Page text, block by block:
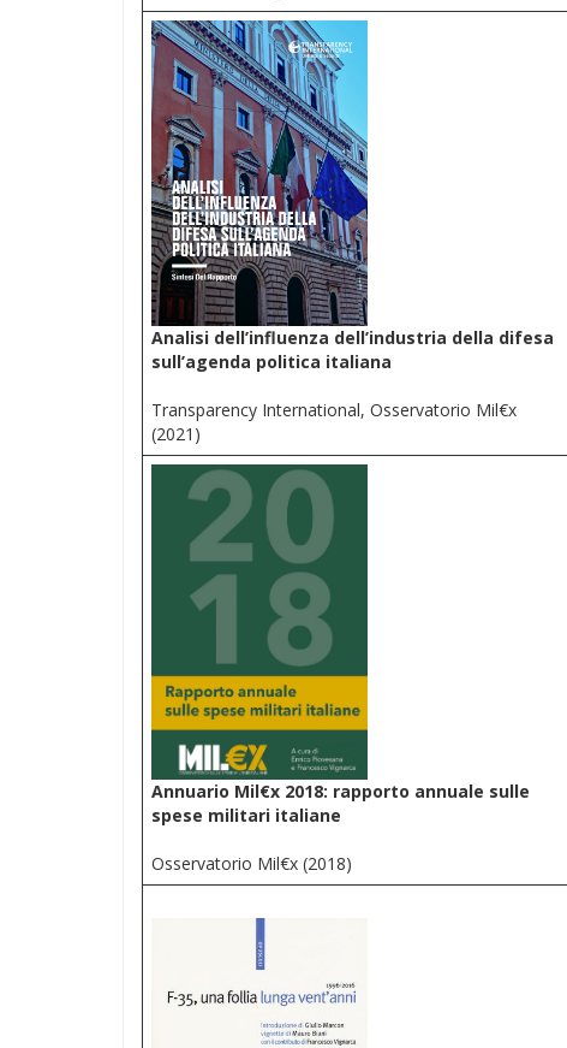
Analisi dell’influenza dell’industria della difesa
sull’agenda politica italiana
Transparency International, Osservatorio Mil€x
(2021)
Annuario Mil€x 2018: rapporto annuale sulle
spese militari italiane
Osservatorio Mil€x (2018)